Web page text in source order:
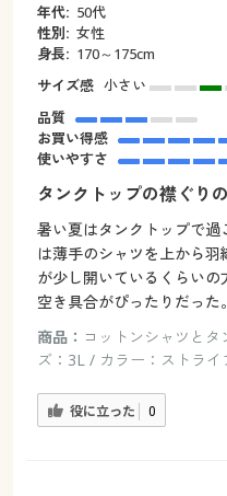
年代: 50代
性別: 女性
身長: 170～175cm
サイズ感 小さい
品質
お買い得感
使いやすさ
タンクトップの襟ぐり
暑い夏はタンクトップで
は薄手のシャツを上から
が少し開いているくらい
空き具合がぴったりだった。
商品： コットンシャツと
ズ：3L / カラー：ストライ
役に立った 0